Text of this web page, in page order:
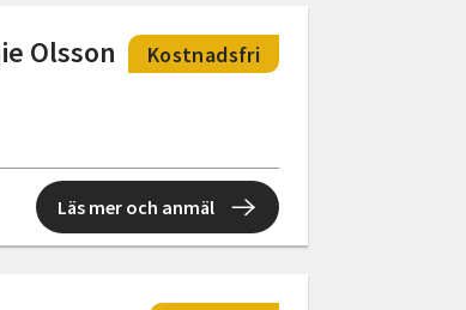
Olsson Kostnadsfri
Läs mer och anmäl